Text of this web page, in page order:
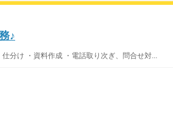
♪
分け ・資料作成 ・電話取り次ぎ、問合せ対...